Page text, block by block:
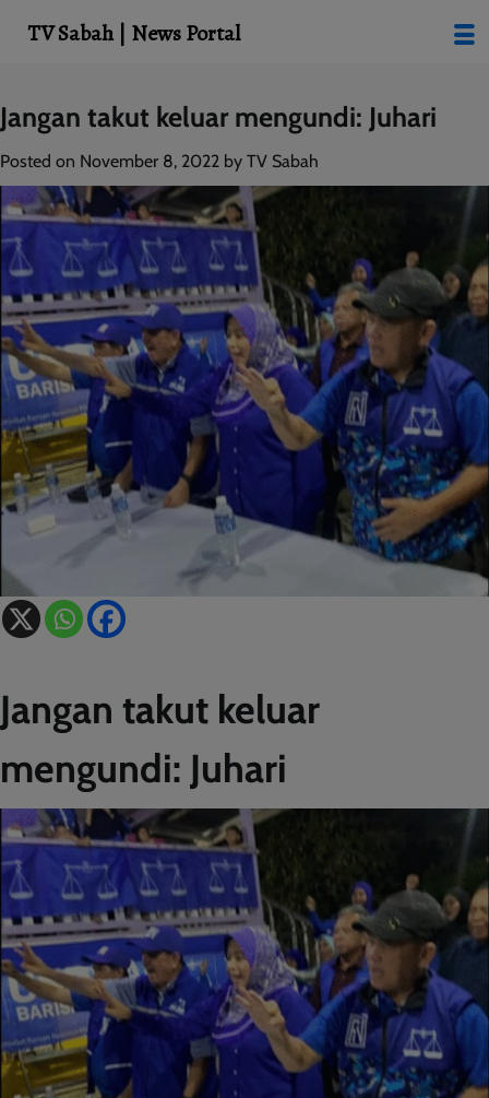
Skip
to
content
Jangan takut keluar mengundi: Juhari
Posted on November 8, 2022 by TV Sabah
Jangan takut keluar
mengundi: Juhari
TV Sabah | News Portal